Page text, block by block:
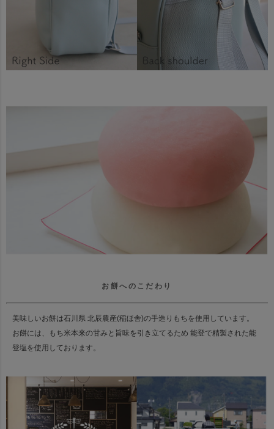
お餅へのこだわり
美味しいお餅は石川県 北辰農産(稲ほ舎)の手造りもちを使用しています。
お餅には、もち米本来の甘みと旨味を引き立てるため 能登で精製された能
登塩を使用しております。